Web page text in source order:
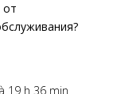
от
19 h 36 min